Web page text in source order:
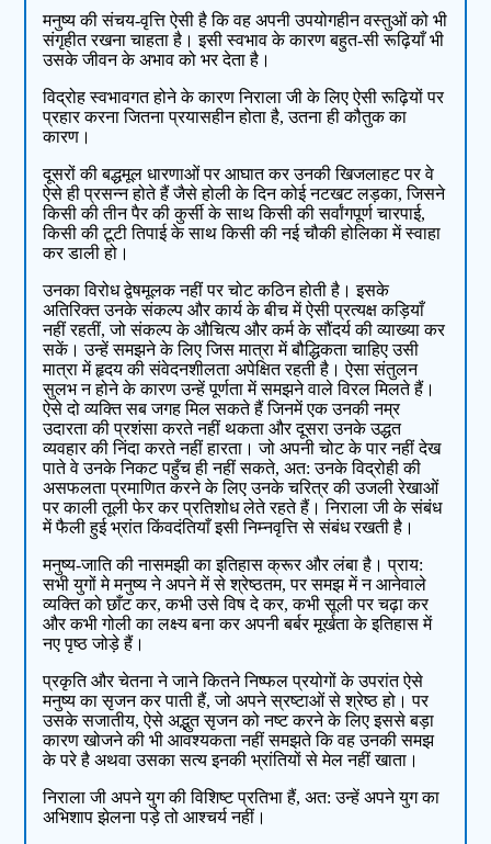
मनुष्य की संचय-वृत्ति ऐसी है कि वह अपनी उपयोगहीन वस्तुओं को भी
संगृहीत रखना चाहता है। इसी स्वभाव के कारण बहुत-सी रूढ़ियाँ भी
उसके जीवन के अभाव को भर देता है।
विद्रोह स्वभावगत होने के कारण निराला जी के लिए ऐसी रूढ़ियों पर
प्रहार करना जितना प्रयासहीन होता है, उतना ही कौतुक का
कारण।
दूसरों की बद्धमूल धारणाओं पर आघात कर उनकी खिजलाहट पर वे
ऐसे ही प्रसन्न होते हैं जैसे होली के दिन कोई नटखट लड़का, जिसने
किसी की तीन पैर की कुर्सी के साथ किसी की सर्वांगपूर्ण चारपाई,
किसी की टूटी तिपाई के साथ किसी की नई चौकी होलिका में स्वाहा
कर डाली हो।
उनका विरोध द्वेषमूलक नहीं पर चोट कठिन होती है। इसके
अतिरिक्त उनके संकल्प और कार्य के बीच में ऐसी प्रत्यक्ष कड़ियाँ
नहीं रहतीं, जो संकल्प के औचित्य और कर्म के सौंदर्य की व्याख्या कर
सकें। उन्हें समझने के लिए जिस मात्रा में बौद्धिकता चाहिए उसी
मात्रा में हृदय की संवेदनशीलता अपेक्षित रहती है। ऐसा संतुलन
सुलभ न होने के कारण उन्हें पूर्णता में समझने वाले विरल मिलते हैं।
ऐसे दो व्यक्ति सब जगह मिल सकते हैं जिनमें एक उनकी नम्र
उदारता की प्रशंसा करते नहीं थकता और दूसरा उनके उद्धत
व्यवहार की निंदा करते नहीं हारता। जो अपनी चोट के पार नहीं देख
पाते वे उनके निकट पहुँच ही नहीं सकते, अत: उनके विद्रोही की
असफलता प्रमाणित करने के लिए उनके चरित्र की उजली रेखाओं
पर काली तूली फेर कर प्रतिशोध लेते रहते हैं। निराला जी के संबंध
में फैली हुई भ्रांत किंवदंतियाँ इसी निम्नवृत्ति से संबंध रखती है।
मनुष्य-जाति की नासमझी का इतिहास क्रूर और लंबा है। प्राय:
सभी युगों मे मनुष्य ने अपने में से श्रेष्ठतम, पर समझ में न आनेवाले
व्यक्ति को छाँट कर, कभी उसे विष दे कर, कभी सूली पर चढ़ा कर
और कभी गोली का लक्ष्य बना कर अपनी बर्बर मूर्खता के इतिहास में
नए पृष्ठ जोड़े हैं।
प्रकृति और चेतना ने जाने कितने निष्फल प्रयोगों के उपरांत ऐसे
मनुष्य का सृजन कर पाती हैं, जो अपने स्रष्टाओं से श्रेष्ठ हो। पर
उसके सजातीय, ऐसे अद्भुत सृजन को नष्ट करने के लिए इससे बड़ा
कारण खोजने की भी आवश्यकता नहीं समझते कि वह उनकी समझ
के परे है अथवा उसका सत्य इनकी भ्रांतियों से मेल नहीं खाता।
निराला जी अपने युग की विशिष्ट प्रतिभा हैं, अत: उन्हें अपने युग का
अभिशाप झेलना पड़े तो आश्चर्य नहीं।